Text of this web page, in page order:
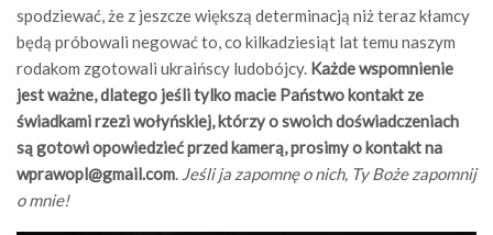
spodziewać, że z jeszcze większą determinacją niż teraz kłamcy
będą próbowali negować to, co kilkadziesiąt lat temu naszym
rodakom zgotowali ukraińscy ludobójcy. Każde wspomnienie
jest ważne, dlatego jeśli tylko macie Państwo kontakt ze
świadkami rzezi wołyńskiej, którzy o swoich doświadczeniach
są gotowi opowiedzieć przed kamerą, prosimy o kontakt na
wprawopl@gmail.com. Jeśli ja zapomnę o nich, Ty Boże zapomnij
o mnie!